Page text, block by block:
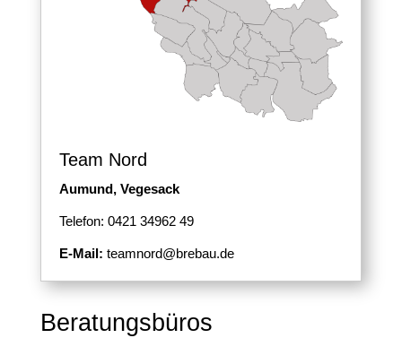
Team Nord
Aumund, Vegesack
Telefon: 0421 34962 49
E-Mail: teamnord@brebau.de
Beratungsbüros